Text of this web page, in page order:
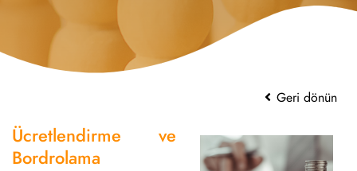
Geri dönün
Ücretlendirme ve
Bordrolama